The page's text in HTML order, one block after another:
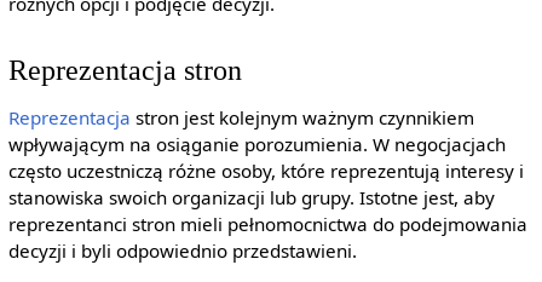
Reprezentacja stron
Reprezentacja stron jest kolejnym ważnym czynnikiem
wpływającym na osiąganie porozumienia. W negocjacjach
często uczestniczą różne osoby, które reprezentują interesy i
stanowiska swoich organizacji lub grupy. Istotne jest, aby
reprezentanci stron mieli pełnomocnictwa do podejmowania
decyzji i byli odpowiednio przedstawieni.